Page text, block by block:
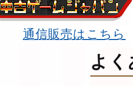
通信販売はこちら
よ